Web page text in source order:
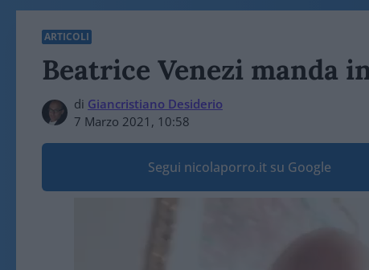
ARTICOLI
Beatrice Venezi manda
di Giancristiano Desiderio
7 Marzo 2021, 10:58
Segui nicolaporro.it su Google